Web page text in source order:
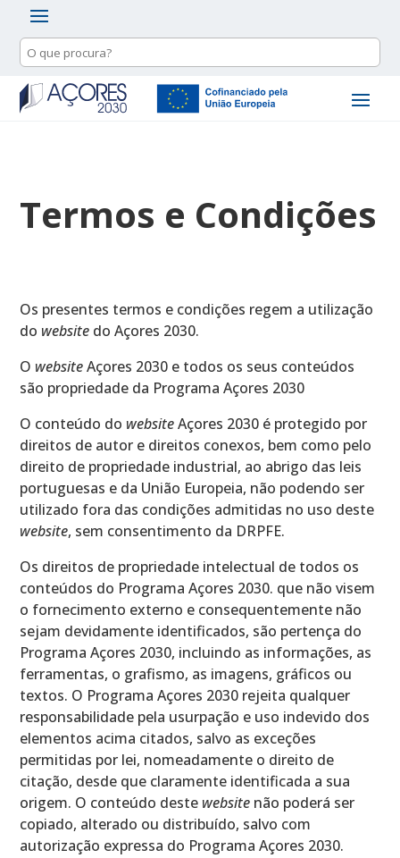
Termos e Condições
Os presentes termos e condições regem a utilização
do website do Açores 2030.
O websiteAçores 2030 e todos os seus conteúdos
são propriedade da Programa Açores 2030
O conteúdo do websiteAçores 2030 é protegido por
direitos de autor e direitos conexos, bem como pelo
direito de propriedade industrial, ao abrigo das leis
portuguesas e da União Europeia, não podendo ser
utilizado fora das condições admitidas no uso deste
website, sem consentimento da DRPFE.
Os direitos de propriedade intelectual de todos os
conteúdos do Programa Açores 2030. que não visem
o fornecimento externo e consequentemente não
sejam devidamente identificados, são pertença do
Programa Açores 2030, incluindo as informações, as
ferramentas, o grafismo, as imagens, gráficos ou
textos. O Programa Açores 2030 rejeita qualquer
responsabilidade pela usurpação e uso indevido dos
elementos acima citados, salvo as exceções
permitidas por lei, nomeadamente o direito de
citação, desde que claramente identificada a sua
origem. O conteúdo deste website não poderá ser
copiado, alterado ou distribuído, salvo com
autorização expressa do Programa Açores 2030.